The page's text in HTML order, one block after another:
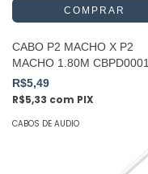
CABO P2 MACHO X P2
MACHO 1.80M CBPD0001
R$5,49
R$5,33 com PIX
CABOS DE AUDIO